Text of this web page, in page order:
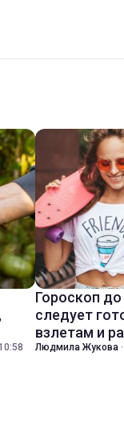
Гороскоп
следует
взлетам и
Людмила Жукова ·